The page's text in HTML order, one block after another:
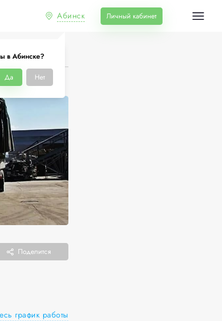
Абинск
в Абинске?
Да Нет
Личный кабинет
Поделится
график работы